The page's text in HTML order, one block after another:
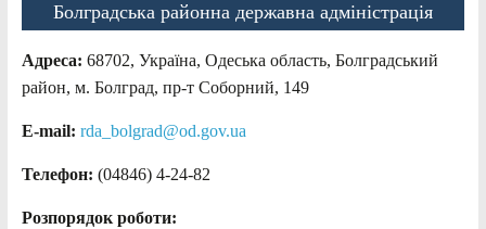
Болградська районна державна адміністрація
Адреса: 68702, Україна, Одеська область, Болградський
район, м. Болград, пр-т Соборний, 149
E-mail: rda_bolgrad@od.gov.ua
Телефон: (04846) 4-24-82
Розпорядок роботи: